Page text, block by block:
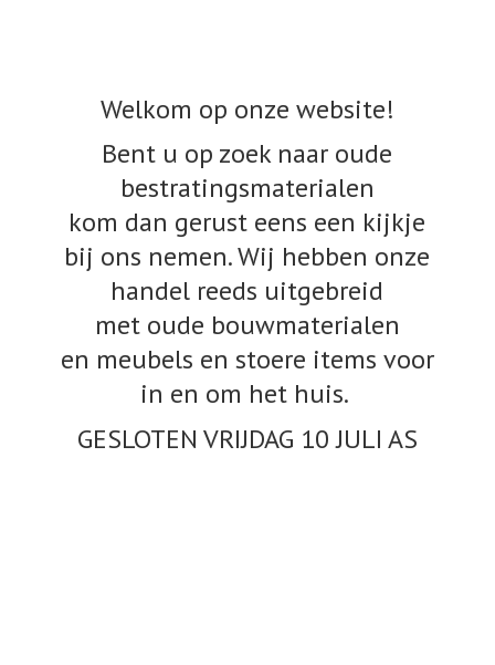
Welkom op onze website!
Bent u op zoek naar oude
bestratingsmaterialen
kom dan gerust eens een kijkje
bij ons nemen. Wij hebben onze
handel reeds uitgebreid
met oude bouwmaterialen
en meubels en stoere items voor
in en om het huis.
GESLOTEN VRIJDAG 10JULI AS